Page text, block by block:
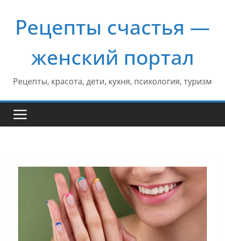
содержимому
Рецепты счастья —
женский портал
Рецепты, красота, дети, кухня, психология, туризм